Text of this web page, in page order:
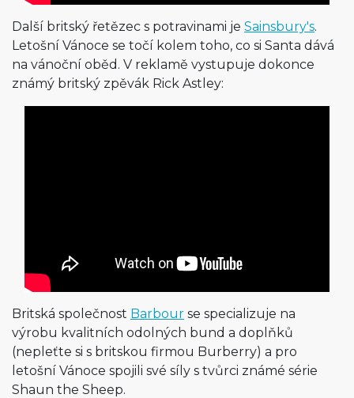
Další britský řetězec s potravinami je Sainsbury's.
Letošní Vánoce se točí kolem toho, co si Santa dává
na vánoční oběd. V reklamě vystupuje dokonce
známý britský zpěvák Rick Astley:
Britská společnost Barbour se specializuje na
výrobu kvalitních odolných bund a doplňků
(nepleťte si s britskou firmou Burberry) a pro
letošní Vánoce spojili své síly s tvůrci známé série
Shaun the Sheep.